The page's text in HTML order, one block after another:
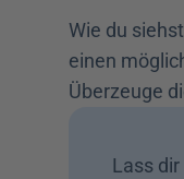
Wie du
einen
Überzeuge
Lass